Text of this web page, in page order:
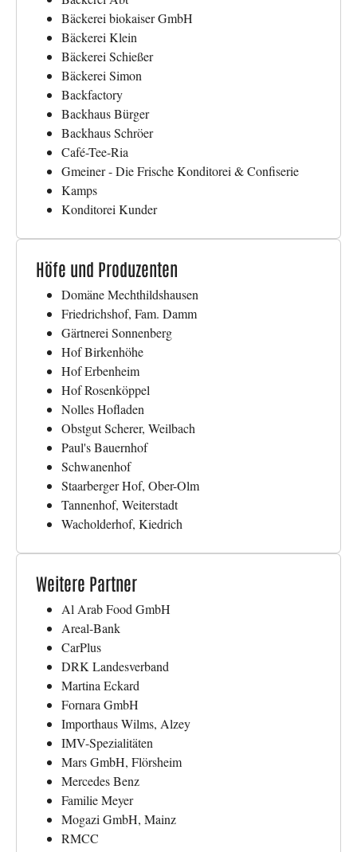
Bäckerei biokaiser GmbH
Bäckerei Klein
Bäckerei Schießer
Bäckerei Simon
Backfactory
Backhaus Bürger
Backhaus Schröer
Café-Tee-Ria
Gmeiner - Die Frische Konditorei & Confiserie
Kamps
Konditorei Kunder
Höfe und Produzenten
Domäne Mechthildshausen
Friedrichshof, Fam. Damm
Gärtnerei Sonnenberg
Hof Birkenhöhe
Hof Erbenheim
Hof Rosenköppel
Nolles Hofladen
Obstgut Scherer, Weilbach
Paul's Bauernhof
Schwanenhof
Staarberger Hof, Ober-Olm
Tannenhof, Weiterstadt
Wacholderhof, Kiedrich
Weitere Partner
Al Arab Food GmbH
Areal-Bank
CarPlus
DRK Landesverband
Martina Eckard
Fornara GmbH
Importhaus Wilms, Alzey
IMV-Spezialitäten
Mars GmbH, Flörsheim
Mercedes Benz
Familie Meyer
Mogazi GmbH, Mainz
RMCC